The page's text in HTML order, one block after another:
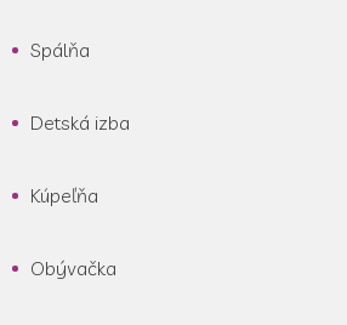
Spálňa
Detská izba
Kúpeľňa
Obývačka